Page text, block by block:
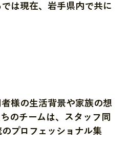
は現在、岩手県内で共に
様の生活背景や家族の想
のチームは、スタッフ同
プロフェッショナル集